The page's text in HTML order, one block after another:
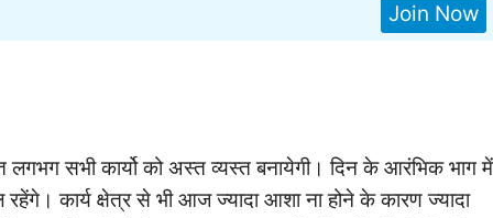
Join Now
सभी कार्यो को अस्त व्यस्त बनायेगी। दिन के आरंभिक भाग में
कार्य क्षेत्र से भी आज ज्यादा आशा ना होने के कारण ज्यादा